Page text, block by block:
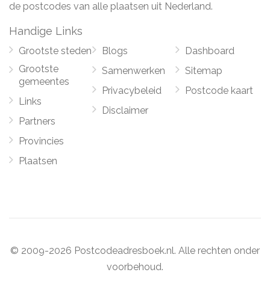
de postcodes van alle plaatsen uit Nederland.
Handige Links
Grootste steden
Grootste
gemeentes
Links
Partners
Provincies
Plaatsen
Blogs
Samenwerken
Privacybeleid
Disclaimer
Dashboard
Sitemap
Postcode kaart
© 2009-2026 Postcodeadresboek.nl. Alle rechten onder
voorbehoud.